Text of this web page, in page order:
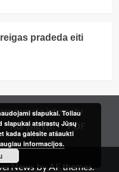
pradeda eiti
internetu
Kur įsigyti? PDF
by AF themes.
slapukai. Toliau
slapukai atsirastų Jūsų
kada galėsite atšaukti
informacijos.